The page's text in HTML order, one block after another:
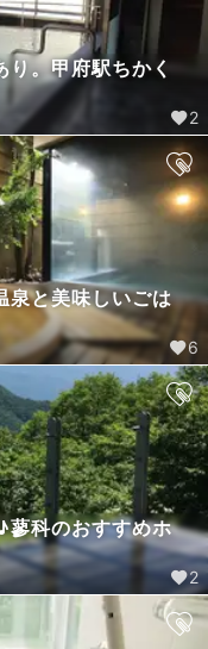
。甲府駅ちかく
2
泉と美味しいごは
6
蓼科のおすすめホ
2